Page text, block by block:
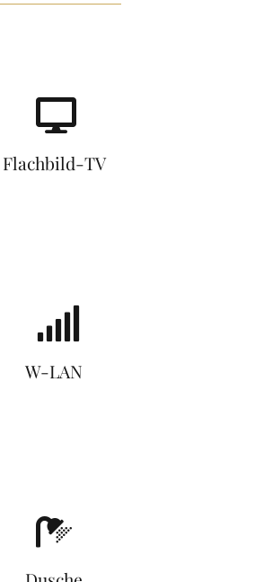
Flachbild-TV
W-LAN